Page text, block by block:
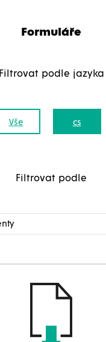
Formuláře
Filtrovat podle jazyka
Vše cs
Filtrovat podle